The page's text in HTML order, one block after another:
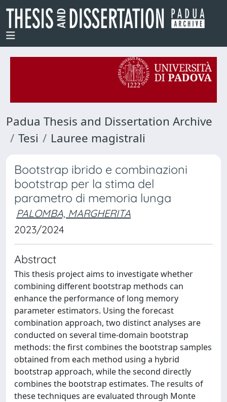
Padua Thesis and Dissertation Archive
Tesi
Lauree magistrali
Bootstrap ibrido e combinazioni
bootstrap per la stima del
parametro di memoria lunga
PALOMBA, MARGHERITA
2023/2024
Abstract
This thesis project aims to investigate whether
combining different bootstrap methods can
enhance the performance of long memory
parameter estimators. Using the forecast
combination approach, two distinct analyses are
conducted on several time-domain bootstrap
methods: the first combines the bootstrap samples
obtained from each method using a hybrid
bootstrap approach, while the second directly
combines the bootstrap estimates. The results of
these techniques are evaluated through Monte